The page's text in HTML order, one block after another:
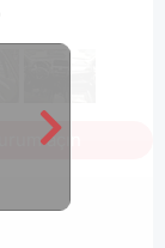
açın